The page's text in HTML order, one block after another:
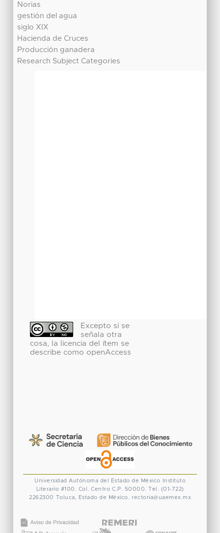
Norias
gestión del agua
siglo XIX
Hacienda de Cruces
Producción ganadera
Research Subject Categories
Excepto si se
señala otra
cosa, la licencia del ítem se
describe como openAccess
Universidad Autónoma del Estado de México
Instituto
Literario #100. Col. Centro C.P. 50000. Tel. (01-722)
2262300 Toluca, Estado de México. rectoria@uaemex.mx